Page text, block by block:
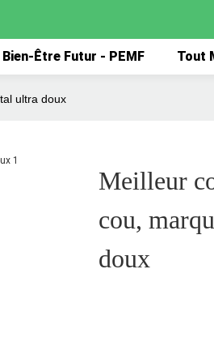
Bien-Être Futur - PEMF Tout
ultra doux
Meilleur
cou,
doux